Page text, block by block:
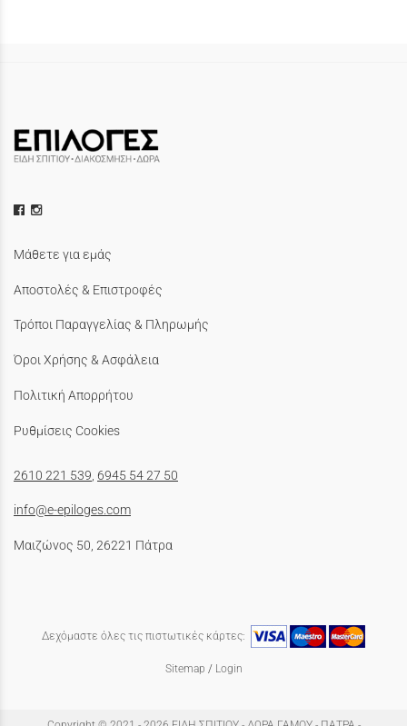
Μάθετε για εμάς
Αποστολές & Επιστροφές
Τρόποι Παραγγελίας & Πληρωμής
Όροι Χρήσης & Ασφάλεια
Πολιτική Απορρήτου
Ρυθμίσεις Cookies
2610 221 539 6945 54 27 50
info@e-epiloges.com
Μαιζώνος 50, 26221 Πάτρα
Δεχόμαστε όλες τις πιστωτικές κάρτες:
Sitemap / Login